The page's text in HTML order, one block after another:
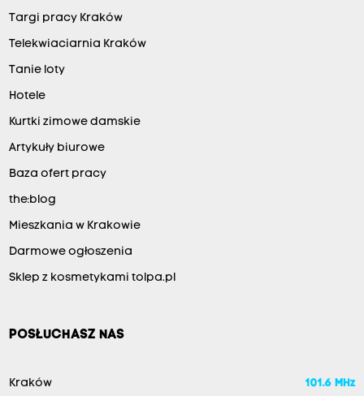
Targi pracy Kraków
Telekwiaciarnia Kraków
Tanie loty
Hotele
Kurtki zimowe damskie
Artykuły biurowe
Baza ofert pracy
the:blog
Mieszkania w Krakowie
Darmowe ogłoszenia
Sklep z kosmetykami tolpa.pl
POSŁUCHASZ NAS
Kraków 101.6 MHz